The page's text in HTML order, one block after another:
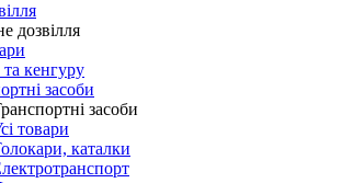
дозвілля
кенгуру
засоби
засоби
товари
каталки